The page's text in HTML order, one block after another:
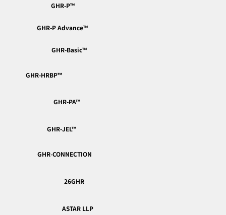
GHR-P™︎
GHR-P Advance™︎
GHR-Basic™︎
GHR-HRBP™︎
GHR-PA™︎
GHR-JEL™︎
GHR-CONNECTION
26GHR
ASTAR LLP